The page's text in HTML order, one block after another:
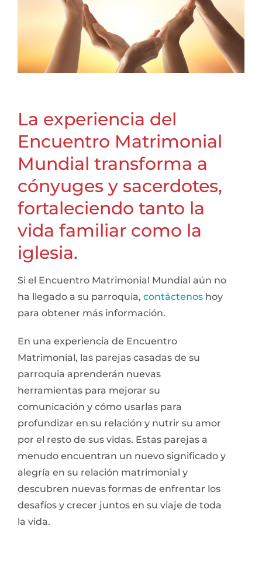
La experiencia del
Encuentro Matrimonial
Mundial transforma a
cónyuges y sacerdotes,
fortaleciendo tanto la
vida familiar como la
iglesia.
Si el Encuentro Matrimonial Mundial aún no
ha llegado a su parroquia, contáctenos hoy
para obtener más información.
En una experiencia de Encuentro
Matrimonial, las parejas casadas de su
parroquia aprenderán nuevas
herramientas para mejorar su
comunicación y cómo usarlas para
profundizar en su relación y nutrir su amor
por el resto de sus vidas. Estas parejas a
menudo encuentran un nuevo significado y
alegría en su relación matrimonial y
descubren nuevas formas de enfrentar los
desafíos y crecer juntos en su viaje de toda
la vida.